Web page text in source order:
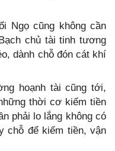
Ngọ cũng không cần
chủ tài tinh tương
dành chỗ đón cát khí
hoạnh tài cũng tới,
thời cơ kiếm tiền
phải lo lắng không có
chỗ để kiếm tiền, vận